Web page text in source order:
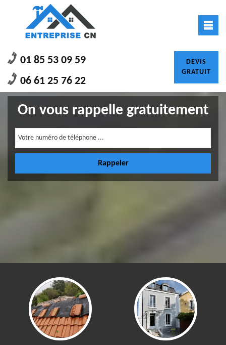
01 85 53 09 59
06 61 25 76 22
DEVIS
GRATUIT
On vous rappelle gratuitement